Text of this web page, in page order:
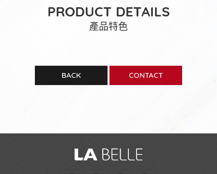
PRODUCT DETAILS
產品特色
BACK CONTACT